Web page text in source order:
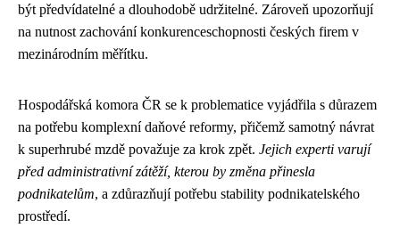
být předvídatelné a dlouhodobě udržitelné. Zároveň upozorňují
na nutnost zachování konkurenceschopnosti českých firem v
mezinárodním měřítku.
Hospodářská komora ČR se k problematice vyjádřila s důrazem
na potřebu komplexní daňové reformy, přičemž samotný návrat
k superhrubé mzdě považuje za krok zpět. Jejich experti varují
před administrativní zátěží, kterou by změna přinesla
podnikatelům, a zdůrazňují potřebu stability podnikatelského
prostředí.